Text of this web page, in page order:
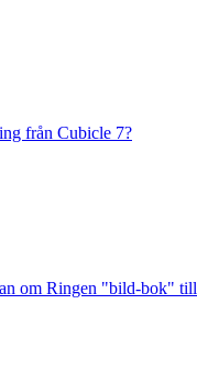
från Cubicle 7?
om Ringen "bild-bok"